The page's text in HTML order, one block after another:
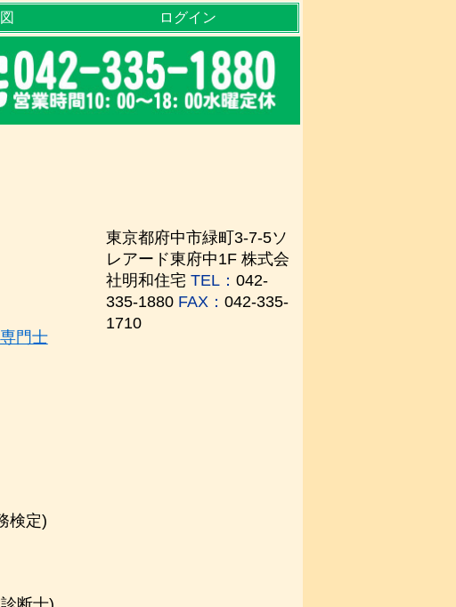
ログイン
門士
検定)
東京都府中市緑町3-7-5ソ
レアード東府中1F 株式会
社明和住宅 TEL： 042-
335-1880 FAX： 042-335-
1710